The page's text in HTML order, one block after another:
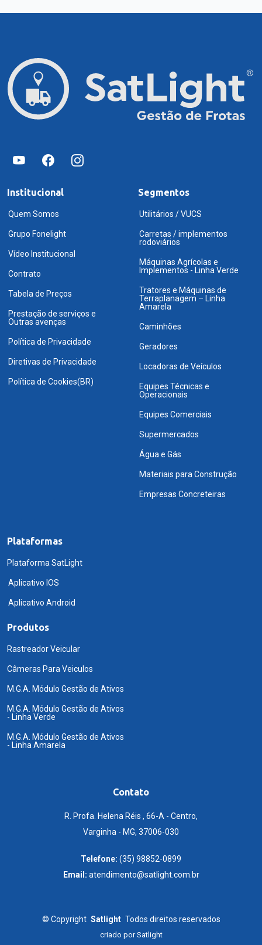
Institucional
Quem Somos
Grupo Fonelight
Vídeo Institucional
Contrato
Tabela de Preços
Prestação de serviços e
Outras avenças
Política de Privacidade
Diretivas de Privacidade
Política de Cookies(BR)
Segmentos
Utilitários / VUCS
Carretas / implementos
rodoviários
Máquinas Agrícolas e
Implementos - Linha Verde
Tratores e Máquinas de
Terraplanagem – Linha
Amarela
Caminhões
Geradores
Locadoras de Veículos
Equipes Técnicas e
Operacionais
Equipes Comerciais
Supermercados
Água e Gás
Materiais para Construção
Empresas Concreteiras
Plataformas
Plataforma SatLight
Aplicativo IOS
Aplicativo Android
Produtos
Rastreador Veicular
Câmeras Para Veiculos
M.G.A. Módulo Gestão de Ativos
M.G.A. Módulo Gestão de Ativos
- Linha Verde
M.G.A. Módulo Gestão de Ativos
- Linha Amarela
Contato
R. Profa. Helena Réis , 66-A - Centro,
Varginha - MG, 37006-030
Telefone: (35) 98852-0899
Email: atendimento@satlight.com.br
© Copyright Satlight Todos direitos reservados
criado porSatlight